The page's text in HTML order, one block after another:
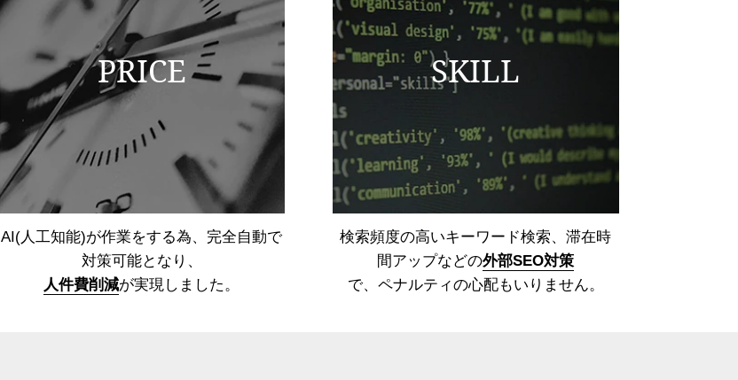
PRICE
AI(人工知能)が作業をする為、 完全自動で
対策可能となり、
人件費削減が実現しました。
SKILL
検索頻度の高いキーワード検索、滞在時
間アップなどの外部SEO対策
で、ペナルティの心配もいりません。